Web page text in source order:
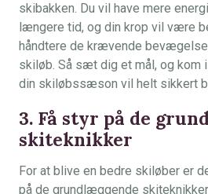
skibakken. Du vil have mere
længere tid, og din krop vil være
håndtere de krævende
skiløb. Så sæt dig et mål, og kom
din skiløbssæson vil helt sikkert
3. Få styr på de
skiteknikker
For at blive en bedre skiløber er
på de grundlæggende